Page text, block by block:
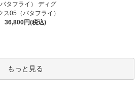
バタフライ） ディグ
ス05（バタフライ）
36,800円(税込)
もっと見る